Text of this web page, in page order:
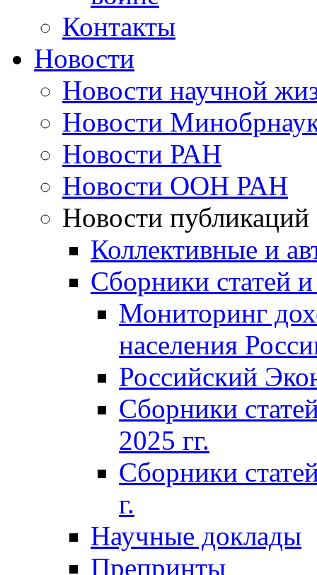
Контакты
Новости
Новости научной
Новости
Новости РАН
Новости ООН РАН
Новости публикаций
Коллективные и
Сборники статей
Мониторинг
населения
Российский
Сборники
2025 гг.
Сборники
г.
Научные доклады
Препринты